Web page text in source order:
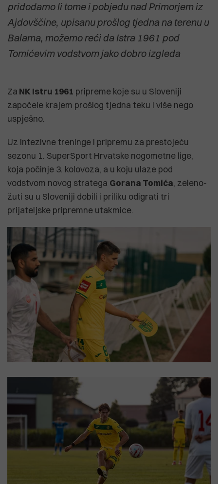
pridodamo li tome i pobjedu nad Primorjem iz
Ajdovščine, upisanu prošlog tjedna na terenu u
Balama, možemo reći da Istra 1961 pod
Tomićevim vodstvom jako dobro izgleda
Za NK Istru 1961 pripreme koje su u Sloveniji
započele krajem prošlog tjedna teku i više nego
uspješno.
Uz intezivne treninge i pripremu za prestojeću
sezonu 1. SuperSport Hrvatske nogometne lige,
koja počinje 3. kolovoza, a u koju ulaze pod
vodstvom novog stratega Gorana Tomića, zeleno-
žuti su u Sloveniji dobili i priliku odigrati tri
prijateljske pripremne utakmice.